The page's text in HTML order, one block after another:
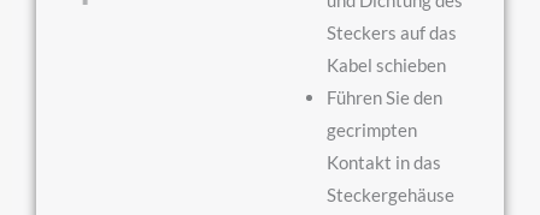
Steckers auf das
Kabel schieben
Führen Sie den
gecrimpten
Kontakt in das
Steckergehäuse